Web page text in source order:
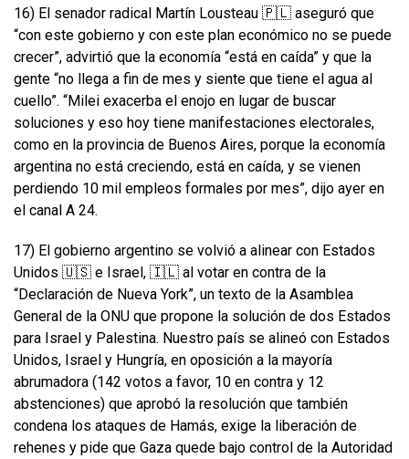
16) El senador radical Martín Lousteau 🇵🇱 aseguró que
“con este gobierno y con este plan económico no se puede
crecer”, advirtió que la economía “está en caída” y que la
gente “no llega a fin de mes y siente que tiene el agua al
cuello”. “Milei exacerba el enojo en lugar de buscar
soluciones y eso hoy tiene manifestaciones electorales,
como en la provincia de Buenos Aires, porque la economía
argentina no está creciendo, está en caída, y se vienen
perdiendo 10 mil empleos formales por mes”, dijo ayer en
el canal A 24.
17) El gobierno argentino se volvió a alinear con Estados
Unidos 🇺🇸 e Israel, 🇮🇱 al votar en contra de la
“Declaración de Nueva York”, un texto de la Asamblea
General de la ONU que propone la solución de dos Estados
para Israel y Palestina. Nuestro país se alineó con Estados
Unidos, Israel y Hungría, en oposición a la mayoría
abrumadora (142 votos a favor, 10 en contra y 12
abstenciones) que aprobó la resolución que también
condena los ataques de Hamás, exige la liberación de
rehenes y pide que Gaza quede bajo control de la Autoridad